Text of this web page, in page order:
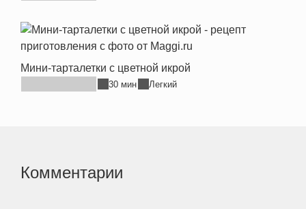
Мини-тарталетки с цветной икрой
30 мин Легкий
Комментарии